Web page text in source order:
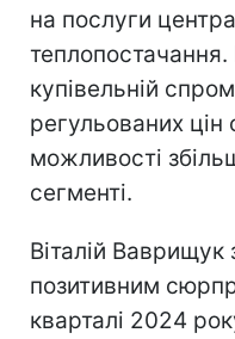
на послуги
купівельній
регульованих
можливості
сегменті.
Віталій
позитивним
кварталі 2024